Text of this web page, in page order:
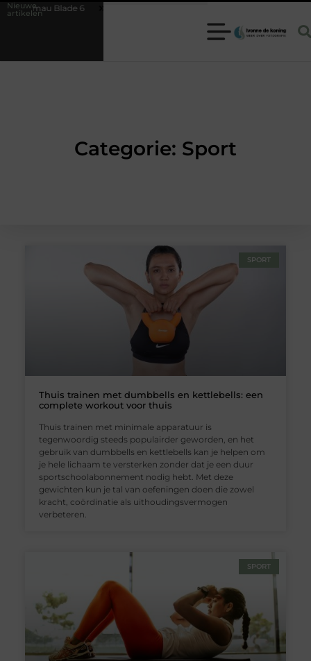
Nieuwe
artikelenBlade 6
Categorie: Sport
SPORT
Thuis trainen met dumbbells en kettlebells: een
complete workout voor thuis
Thuis trainen met minimale apparatuur is
tegenwoordig steeds populairder geworden, en het
gebruik van dumbbells en kettlebells kan je helpen om
je hele lichaam te versterken zonder dat je een duur
sportschoolabonnement nodig hebt. Met deze
gewichten kun je tal van oefeningen doen die zowel
kracht, coördinatie als uithoudingsvermogen
verbeteren.
SPORT